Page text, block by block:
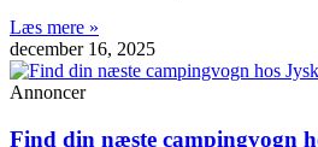
Læs mere »
december 16, 2025
Annoncer
Find din næste campingvogn